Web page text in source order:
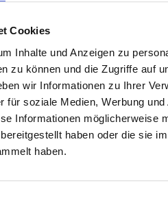
Cookies
Inhalte und Anzeigen zu
zu können und die Zugriffe auf
wir Informationen zu Ihrer
für soziale Medien, Werbung
Informationen möglicherweise
haben oder die sie
haben.